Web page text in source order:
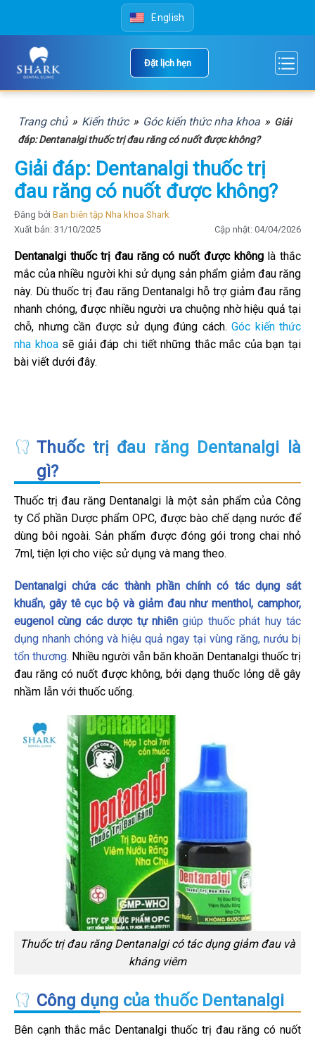
content
English
Đặt lịch hẹn
Trang chủ » Kiến thức » Góc kiến thức nha khoa » Giải
đáp: Dentanalgi thuốc trị đau răng có nuốt được không?
Giải đáp: Dentanalgi thuốc trị
đau răng có nuốt được không?
Đăng bởi Ban biên tập Nha khoa Shark
Xuất bản: 31/10/2025
Cập nhật: 04/04/2026
Dentanalgi thuốc trị đau răng có nuốt được khônglà thắc
mắc của nhiều người khi sử dụng sản phẩm giảm đau răng
này. Dù thuốc trị đau răng Dentanalgi hỗ trợ giảm đau răng
nhanh chóng, được nhiều người ưa chuộng nhờ hiệu quả tại
chỗ, nhưng cần được sử dụng đúng cách. Góc kiến thức
nha khoasẽ giải đáp chi tiết những thắc mắc của bạn tại
bài viết dưới đây.
Thuốc trị đau răng Dentanalgi là
gì?
Thuốc trị đau răng Dentanalgi là một sản phẩm của Công
ty Cổ phần Dược phẩm OPC, được bào chế dạng nước để
dùng bôi ngoài. Sản phẩm được đóng gói trong chai nhỏ
7ml, tiện lợi cho việc sử dụng và mang theo.
Dentanalgi chứa các thành phần chính có tác dụng sát
khuẩn, gây tê cục bộ và giảm đau như menthol, camphor,
eugenol cùng các dược tự nhiên giúp thuốc phát huy tác
dụng nhanh chóng và hiệu quả ngay tại vùng răng, nướu bị
tổn thương. Nhiều người vẫn băn khoăn Dentanalgi thuốc trị
đau răng có nuốt được không, bởi dạng thuốc lỏng dễ gây
nhầm lẫn với thuốc uống.
Thuốc trị đau răng Dentanalgi có tác dụng giảm đau và
kháng viêm
Công dụng của thuốc Dentanalgi
Bên cạnh thắc mắc Dentanalgi thuốc trị đau răng có nuốt